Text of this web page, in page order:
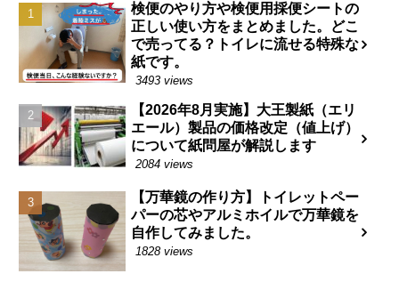
検便のやり方や検便用採便シートの
正しい使い方をまとめました。どこ
で売ってる？トイレに流せる特殊な
紙です。
3493 views
【2026年8月実施】大王製紙（エリ
エール）製品の価格改定（値上げ）
について紙問屋が解説します
2084 views
【万華鏡の作り方】トイレットペー
パーの芯やアルミホイルで万華鏡を
自作してみました。
1828 views